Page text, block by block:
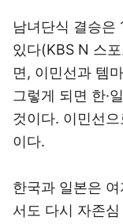
남녀단식 결승은
있다(KBS N 스
면, 이민선과 템
그렇게 되면 한·
것이다. 이민선
이다.
한국과 일본은
서도 다시 자존